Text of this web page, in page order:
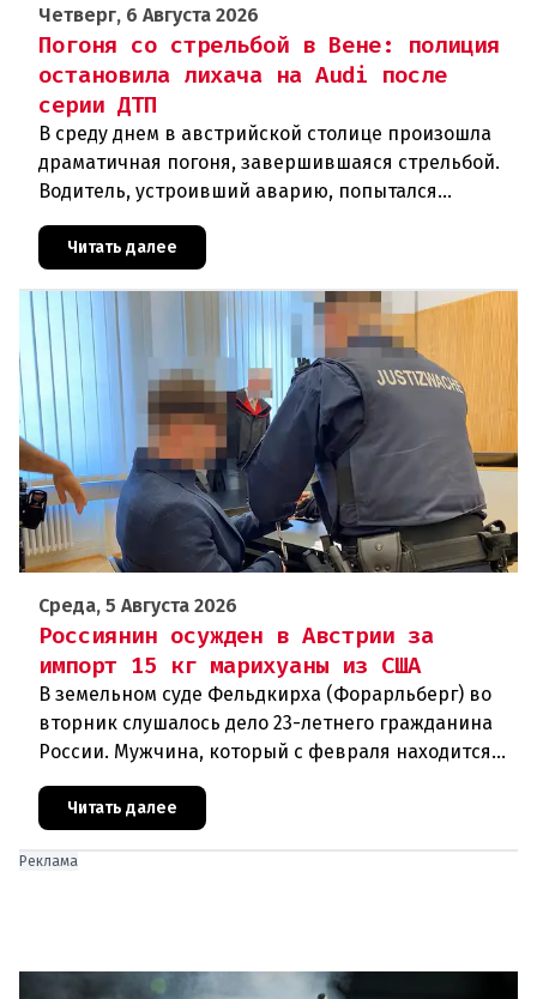
Четверг, 6 Августа 2026
Погоня со стрельбой в Вене: полиция
остановила лихача на Audi после
серии ДТП
В среду днем в австрийской столице произошла
драматичная погоня, завершившаяся стрельбой.
Водитель, устроивший аварию, попытался
скрыться от полиции, спровоцировав несколько
новых столкновений.Что слу
Читать далее
Среда, 5 Августа 2026
Россиянин осужден в Австрии за
импорт 15 кг марихуаны из США
В земельном суде Фельдкирха (Форарльберг) во
вторник слушалось дело 23-летнего гражданина
России. Мужчина, который с февраля находится
под стражей, обвинялся в том, что на протяжении
полугода организо
Читать далее
Реклама